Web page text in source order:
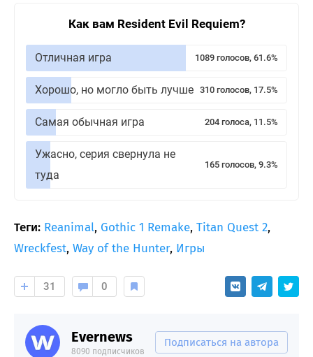
Как вам Resident Evil Requiem?
Отличная игра 1089 голосов, 61.6%
Хорошо, но могло быть лучше 310 голосов, 17.5%
Самая обычная игра 204 голоса, 11.5%
Ужасно, серия свернула не
туда
165 голосов, 9.3%
Теги: Reanimal, Gothic 1 Remake, Titan Quest 2,
Wreckfest, Way of the Hunter, Игры
31 0
Evernews
8090 подписчиков
Подписаться на автора